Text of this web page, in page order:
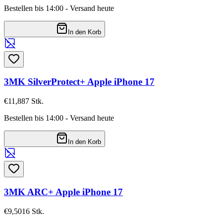
Bestellen bis 14:00 - Versand heute
In den Korb
3MK SilverProtect+ Apple iPhone 17
€11,887 Stk.
Bestellen bis 14:00 - Versand heute
In den Korb
3MK ARC+ Apple iPhone 17
€9,5016 Stk.